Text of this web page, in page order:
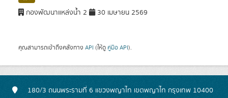
กองพัฒนาแหล่งน้ำ 2 30 เมษายน 2569
คุณสามารถเข้าถึงคลังทาง API (ให้ดู คู่มือ API).
180/3 ถนนพระรามที่ 6 แขวงพญาไท เขตพญาไท กรุงเทพ 10400